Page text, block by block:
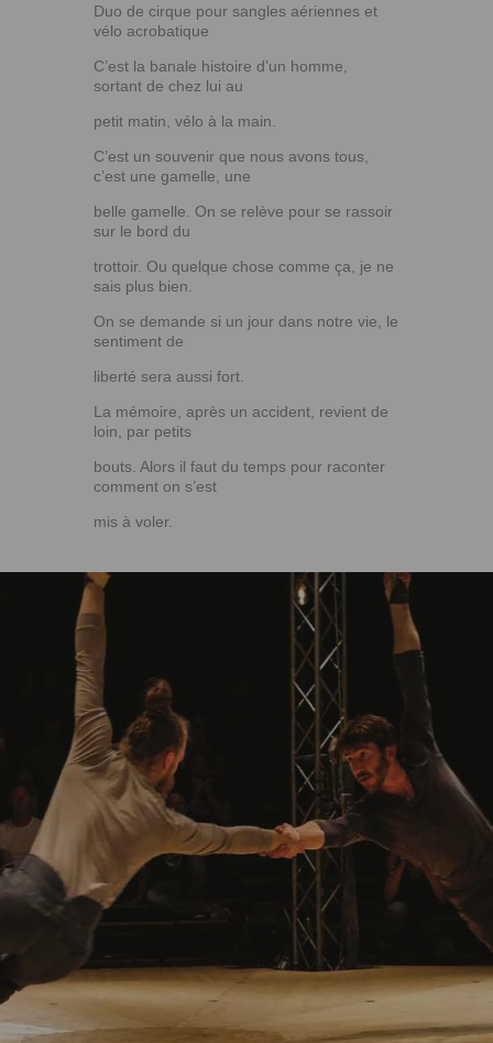
Duo de cirque pour sangles aériennes et
vélo acrobatique
C’est la banale histoire d’un homme,
sortant de chez lui au
petit matin, vélo à la main.
C’est un souvenir que nous avons tous,
c’est une gamelle, une
belle gamelle. On se relève pour se rassoir
sur le bord du
trottoir. Ou quelque chose comme ça, je ne
sais plus bien.
On se demande si un jour dans notre vie, le
sentiment de
liberté sera aussi fort.
La mémoire, après un accident, revient de
loin, par petits
bouts. Alors il faut du temps pour raconter
comment on s’est
mis à voler.